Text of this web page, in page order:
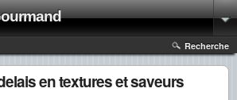
Recherche
en textures et saveurs